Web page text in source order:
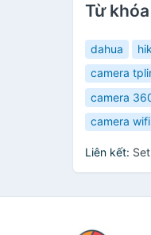
Từ khóa
dahua
camera
camera
camera
Liên kết: